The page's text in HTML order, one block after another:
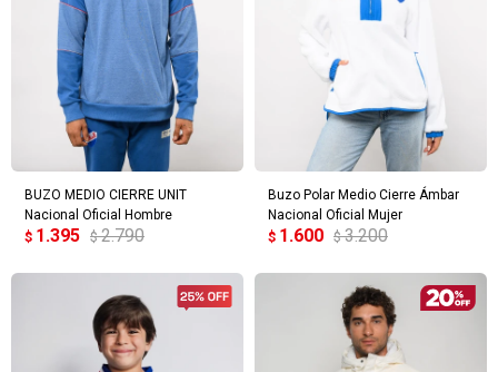
BUZO MEDIO CIERRE UNIT
Nacional Oficial Hombre
$ 1.395 $ 2.790
Buzo Polar Medio Cierre Ámbar
Nacional Oficial Mujer
$ 1.600 $ 3.200